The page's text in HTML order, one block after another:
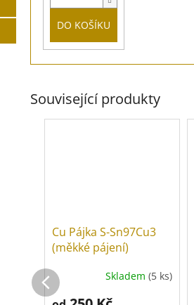
DO KOŠÍKU
Související produkty
Cu Pájka S-Sn97Cu3
(měkké pájení)
Skladem(5 ks)